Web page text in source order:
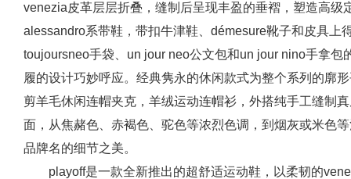
venezia皮革层层折叠，缝制后呈现丰盈的垂褶，塑造高级
alessandro系带鞋，带扣牛津鞋、démesure靴子和皮具上
toujoursneo手袋、un jour neo公文包和un jour nino手拿
履的设计巧妙呼应。经典隽永的休闲款式为整个系列的廓
剪羊毛休闲连帽夹克，羊绒运动连帽衫，外搭纯手工缝制
面，从焦赭色、赤褐色、驼色等浓烈色调，到烟灰或米色
品牌名的细节之美。
playoff是一款全新推出的超舒适运动鞋，以柔韧的